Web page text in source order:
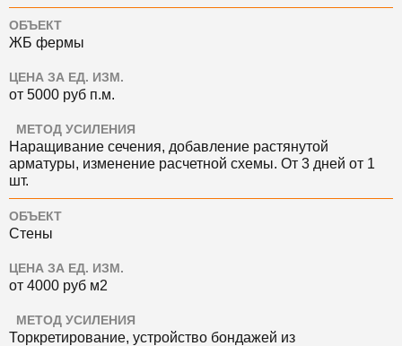
ОБЪЕКТ
ЖБ фермы
ЦЕНА ЗА ЕД. ИЗМ.
от 5000 руб п.м.
МЕТОД УСИЛЕНИЯ
Наращивание сечения, добавление растянутой
арматуры, изменение расчетной схемы. От 3 дней от 1
шт.
ОБЪЕКТ
Стены
ЦЕНА ЗА ЕД. ИЗМ.
от 4000 руб м2
МЕТОД УСИЛЕНИЯ
Торкретирование, устройство бондажей из